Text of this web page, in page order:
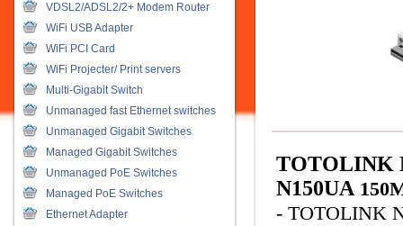
VDSL2/ADSL2/2+ Modem Router
WiFi USB Adapter
WiFi PCI Card
WiFi Projecter/ Print servers
Multi-Gigabit Switch
Unmanaged fast Ethernet switches
Unmanaged Gigabit Switches
Managed Gigabit Switches
Unmanaged PoE Switches
Managed PoE Switches
Ethernet Adapter
TOTOLINK
N150UA
- TOTOLINK